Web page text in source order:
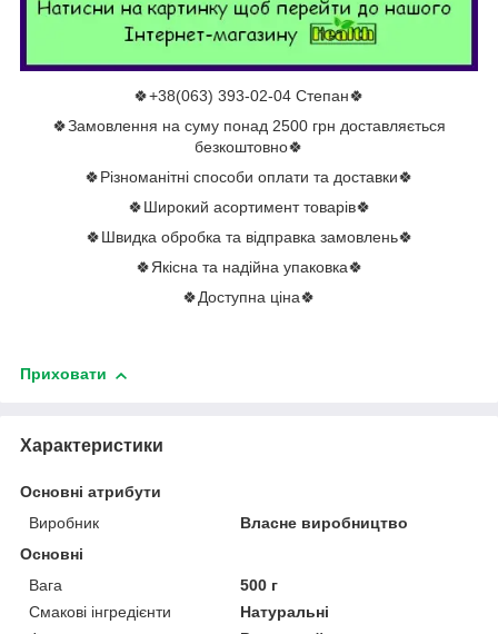
🍀+38(063) 393-02-04 Степан🍀
🍀Замовлення на суму понад 2500 грн доставляється
безкоштовно🍀
🍀Різноманітні способи оплати та доставки🍀
🍀Широкий асортимент товарів🍀
🍀Швидка обробка та відправка замовлень🍀
🍀Якісна та надійна упаковка🍀
🍀Доступна ціна🍀
Приховати
Характеристики
Основні атрибути
Виробник
Власне виробництво
Основні
Вага
500 г
Смакові інгредієнти
Натуральні